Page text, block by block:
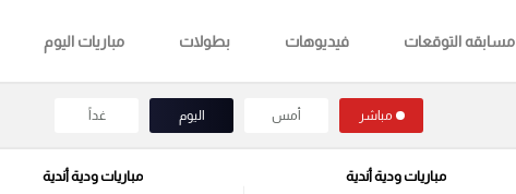
مسابقه التوقعات فيديوهات بطولات مباريات اليوم
مباشر أمس اليوم غداً
مباريات ودية أندية مباريات ودية أندية